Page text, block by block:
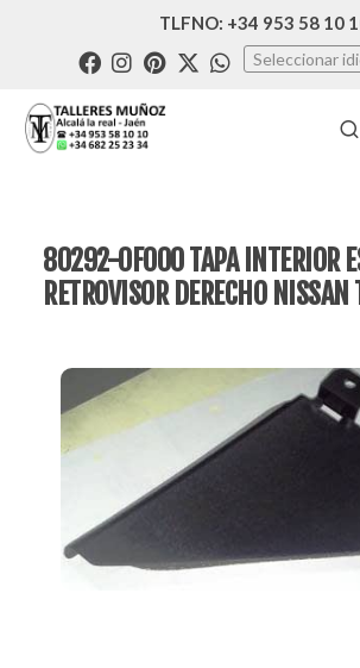
TLFNO: +34 953 58 10
Seleccionar
80292-0F000 TAPA INTERIOR
RETROVISOR DERECHO NISSAN